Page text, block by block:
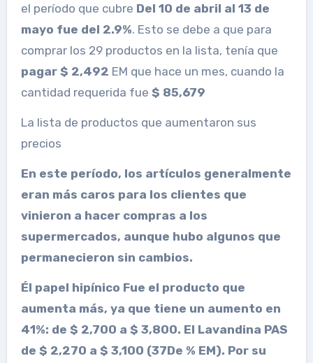
el período que cubre Del 10 de abril al 13 de
mayo fue del 2.9%. Esto se debe a que para
comprar los 29 productos en la lista, tenía que
pagar $ 2,492 EM que hace un mes, cuando la
cantidad requerida fue $ 85,679
La lista de productos que aumentaron sus
precios
En este período, los artículos generalmente
eran más caros para los clientes que
vinieron a hacer compras a los
supermercados, aunque hubo algunos que
permanecieron sin cambios.
Él papel hipínico Fue el producto que
aumenta más, ya que tiene un aumento en
41%: de $ 2,700 a $ 3,800. El Lavandina PAS
de $ 2,270 a $ 3,100 (37De % EM). Por su